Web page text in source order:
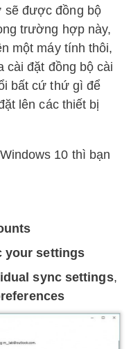
sẽ được đồng bộ
trường hợp này,
một máy tính thôi,
cài đặt đồng bộ cài
bất cứ thứ gì để
lên các thiết bị
10 thì bạn
your settings
sync settings,